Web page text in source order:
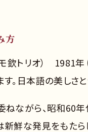
方
欽トリオ） 1981
。日本語の美しさ
ねながら、昭和60
新鮮な発見をもた